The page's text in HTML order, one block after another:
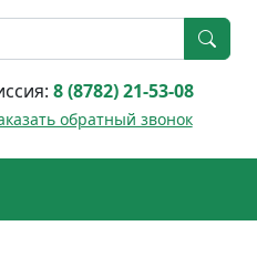
8 (8782) 21-53-08
обратный звонок